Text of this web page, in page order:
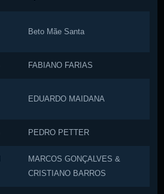
Beto Mãe Santa
FABIANO FARIAS
EDUARDO MAIDANA
PEDRO PETTER
MARCOS GONÇALVES &
CRISTIANO BARROS